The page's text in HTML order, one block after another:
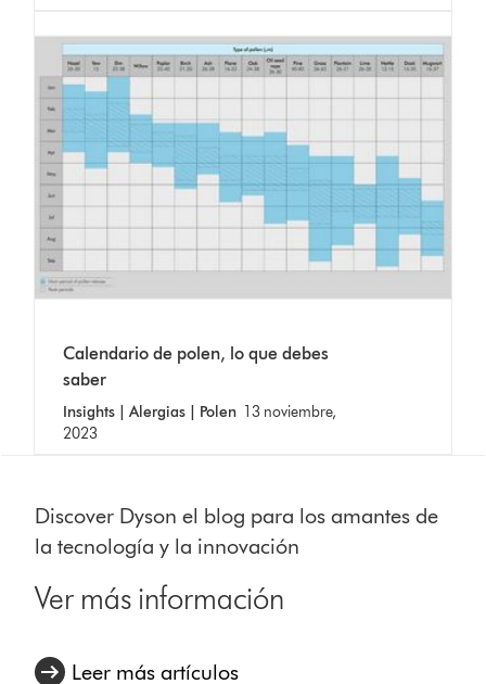
Calendario de polen, lo que debes
saber
Insights | Alergias | Polen 13 noviembre,
2023
Discover Dyson el blog para los amantes de
la tecnología y la innovación
Ver más información
Leer más artículos